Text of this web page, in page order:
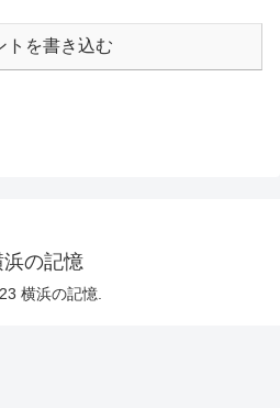
トを書き込む
浜の記憶
横浜の記憶.